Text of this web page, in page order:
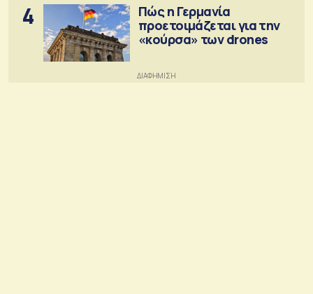
4
Πώς η Γερμανία
προετοιμάζεται για την
«κούρσα» των drones